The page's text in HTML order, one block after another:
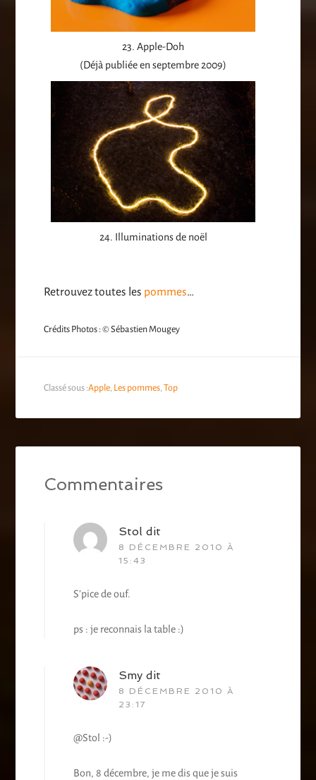
23. Apple-Doh
(Déjà publiée en septembre 2009)
24. Illuminations de noël
Retrouvez toutes les pommes…
Crédits Photos : © Sébastien Mougey
Classé sous :Apple, Les pommes,Top
Commentaires
Stol dit
8 DÉCEMBRE 2010 À
15:43
S’pice de ouf.
ps : je reconnais la table :)
Smy dit
8 DÉCEMBRE 2010 À
23:17
@Stol :-)
Bon, 8 décembre, je me dis que je suis